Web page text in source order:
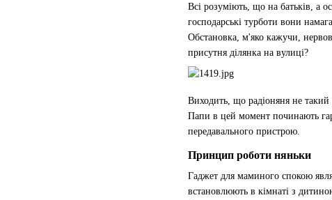
Всі розуміють, що на батьків, а
господарські турботи вони
Обстановка, м'яко кажучи,
присутня ділянка на вулиці?
Виходить, що радіоняня не такий
Папи в цей момент починають
передавального пристрою.
Принцип роботи няньки
Гаджет для маминого спокою
встановлюють в кімнаті з